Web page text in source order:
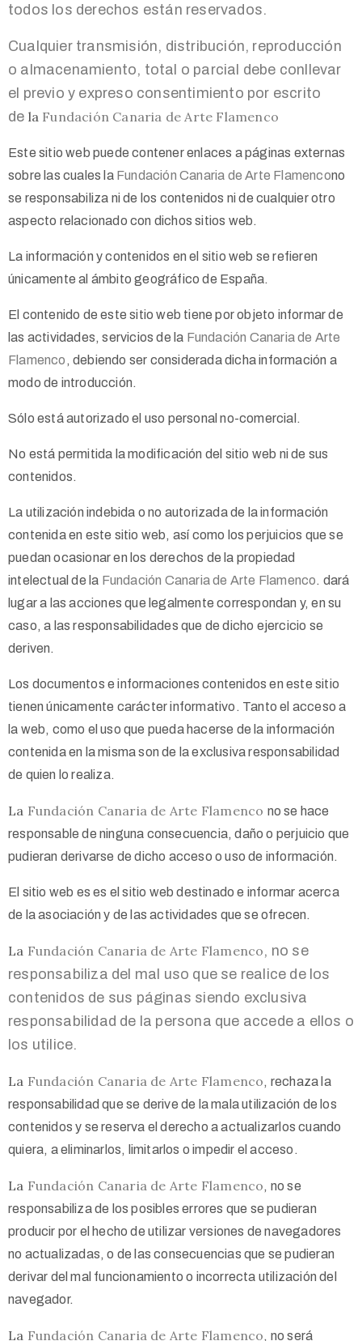
todos los derechos están reservados.
Cualquier transmisión, distribución, reproducción
o almacenamiento, total o parcial debe conllevar
el previo y expreso consentimiento por escrito
de la Fundación Canaria de Arte Flamenco
Este sitio web puede contener enlaces a páginas externas
sobre las cuales la Fundación Canaria de Arte Flamencono
se responsabiliza ni de los contenidos ni de cualquier otro
aspecto relacionado con dichos sitios web.
La información y contenidos en el sitio web se refieren
únicamente al ámbito geográfico de España.
El contenido de este sitio web tiene por objeto informar de
las actividades, servicios de la Fundación Canaria de Arte
Flamenco , debiendo ser considerada dicha información a
modo de introducción.
Sólo está autorizado el uso personal no-comercial.
No está permitida la modificación del sitio web ni de sus
contenidos.
La utilización indebida o no autorizada de la información
contenida en este sitio web, así como los perjuicios que se
puedan ocasionar en los derechos de la propiedad
intelectual de la Fundación Canaria de Arte Flamenco. dará
lugar a las acciones que legalmente correspondan y, en su
caso, a las responsabilidades que de dicho ejercicio se
deriven.
Los documentos e informaciones contenidos en este sitio
tienen únicamente carácter informativo. Tanto el acceso a
la web, como el uso que pueda hacerse de la información
contenida en la misma son de la exclusiva responsabilidad
de quien lo realiza.
La Fundación Canaria de Arte Flamenco no se hace
responsable de ninguna consecuencia, daño o perjuicio que
pudieran derivarse de dicho acceso o uso de información.
El sitio web es es el sitio web destinado e informar acerca
de la asociación y de las actividades que se ofrecen.
La Fundación Canaria de Arte Flamenco, no se
responsabiliza del mal uso que se realice de los
contenidos de sus páginas siendo exclusiva
responsabilidad de la persona que accede a ellos o
los utilice.
La Fundación Canaria de Arte Flamenco, rechaza la
responsabilidad que se derive de la mala utilización de los
contenidos y se reserva el derecho a actualizarlos cuando
quiera, a eliminarlos, limitarlos o impedir el acceso.
La Fundación Canaria de Arte Flamenco, no se
responsabiliza de los posibles errores que se pudieran
producir por el hecho de utilizar versiones de navegadores
no actualizadas, o de las consecuencias que se pudieran
derivar del mal funcionamiento o incorrecta utilización del
navegador.
La Fundación Canaria de Arte Flamenco, no será